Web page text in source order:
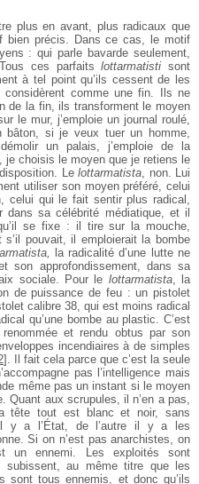
plus en avant, plus radicaux que
bien précis. Dans ce cas, le motif
: qui parle bavarde seulement,
ces parfaitslottarmatisti sont
à tel point qu’ils cessent de les
comme une fin. Ils ne
de la fin, ils transforment le moyen
le mur, j’emploie un journal roulé,
bâton, si je veux tuer un homme,
un palais, j’emploie de la
choisis le moyen que je retiens le
Lelottarmatista, non. Lui
utiliser son moyen préféré, celui
celui qui le fait sentir plus radical,
sa célébrité médiatique, et il
se fixe : il tire sur la mouche,
pouvait, il emploierait la bombe
la radicalité d’une lutte ne
son approfondissement, dans sa
sociale. Pour le lottarmatista, la
de puissance de feu : un pistolet
calibre 38, qui est moins radical
qu’une bombe au plastic. C’est
et rendu obtus par son
incendiaires à de simples
] . Il fait cela parce que c’est la seule
pas l’intelligence mais
même pas un instant si le moyen
Quant aux scrupules, il n’en a pas,
tête tout est blanc et noir, sans
il y a l’État, de l’autre il y a les
Si on n’est pas anarchistes, on
un ennemi. Les exploités sont
subissent, au même titre que les
sont tous ennemis, et donc qu’ils